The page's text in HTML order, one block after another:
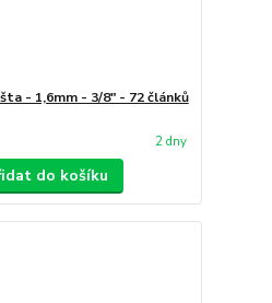
- 1,6mm - 3/8" - 72 článků
2 dny
do košíku